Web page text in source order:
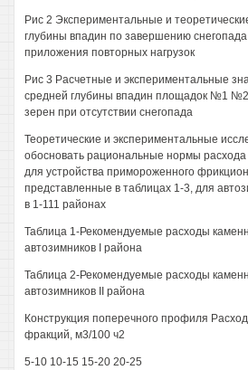
Рис 2 Экспериментальные и
глубины впадин по завершению
приложения повторных нагрузок
Рис 3 Расчетные и экспериментальные
средней глубины впадин площадок №1
зерен при отсутствии снегопада
Теоретические и экспериментальные
обосновать рациональные нормы
для устройства примороженного
представленные в таблицах 1-3, для
в 1-111 районах
Таблица 1-Рекомендуемые расходы
автозимников I района
Таблица 2-Рекомендуемые расходы
автозимников II района
Конструкция поперечного профиля
фракций, м3/100 ч2
5-10 10-15 15-20 20-25